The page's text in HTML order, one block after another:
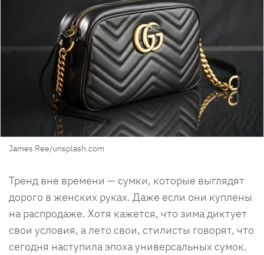
James Ree/unsplash.com
Тренд вне времени — сумки, которые выглядят
дорого в женских руках. Даже если они куплены
на распродаже. Хотя кажется, что зима диктует
свои условия, а лето свои, стилисты говорят, что
сегодня наступила эпоха универсальных сумок.